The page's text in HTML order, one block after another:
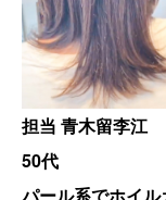
担当 青木留李江
50代